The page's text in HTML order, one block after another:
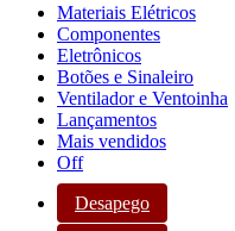
Materiais Elétricos
Componentes
Eletrônicos
Botões e Sinaleiro
Ventilador e Ventoinha
Lançamentos
Mais vendidos
Off
Desapego